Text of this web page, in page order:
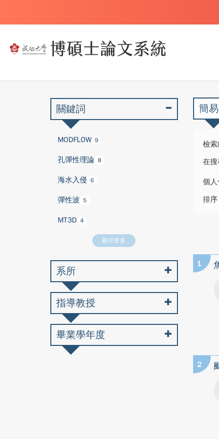
簡
檢
在
個
排序
1
2
關鍵詞
MODFLOW 9
孔彈性理論 8
海水入侵 6
彈性波 5
MT3D 4
顯示更多
系所
指導教授
畢業學年度